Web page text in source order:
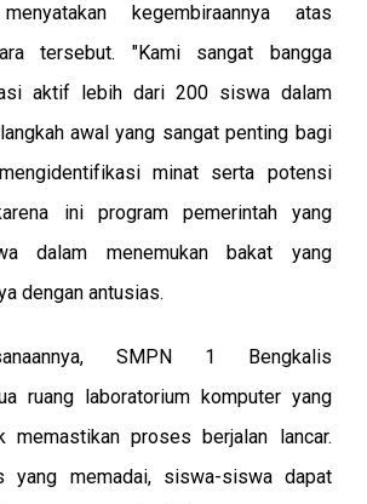
kegembiraannya atas
tersebut. "Kami sangat bangga
aktif lebih dari 200 siswa dalam
awal yang sangat penting bagi
minat serta potensi
ini program pemerintah yang
dalam menemukan bakat yang
dengan antusias.
SMPN 1 Bengkalis
ruang laboratorium komputer yang
memastikan proses berjalan lancar.
yang memadai, siswa-siswa dapat